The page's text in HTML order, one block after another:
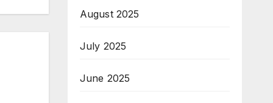
August 2025
July 2025
June 2025